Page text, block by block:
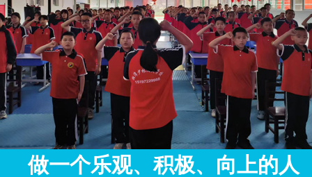
做一个乐观、积极、向上的人